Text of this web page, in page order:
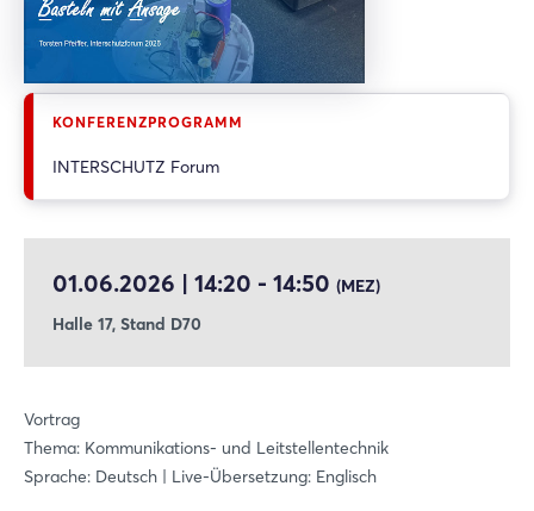
KONFERENZPROGRAMM
INTERSCHUTZ Forum
01.06.2026 | 14:20 - 14:50 (MEZ)
Halle 17, Stand D70
Vortrag
Thema: Kommunikations- und Leitstellentechnik
Sprache: Deutsch | Live-Übersetzung: Englisch